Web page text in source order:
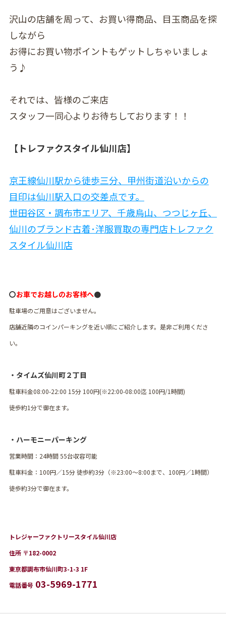
沢山の店舗を周って、お買い得商品、目玉商品を探
しながら
お得にお買い物ポイントもゲットしちゃいましょ
う♪
それでは、皆様のご来店
スタッフ一同心よりお待ちしております！！
【トレファクスタイル仙川店】
京王線仙川駅から徒歩三分、甲州街道沿いからの
目印は仙川駅入口の交差点です。
世田谷区・調布市エリア、千歳烏山、つつじヶ丘、
仙川のブランド古着･洋服買取の専門店トレファク
スタイル仙川店
〇お車でお越しのお客様へ●
駐車場のご用意はございません。
店舗近隣のコインパーキングを近い順にご紹介します。是非ご利用くださ
い。
・タイムズ仙川町２丁目
駐車料金08:00-22:00 15分 100円(※22:00-08:00迄 100円/1時間)
徒歩約1分で御在ます。
・ハーモニーパーキング
営業時間：24時間 55台収容可能
駐車料金：100円／15分 徒歩約3分（※23:00〜8:00まで、100円／1時間）
徒歩約3分で御在ます。
トレジャーファクトリースタイル仙川店
住所 〒182-0002
東京都調布市仙川町3-1-3 1F
電話番号 03-5969-1771